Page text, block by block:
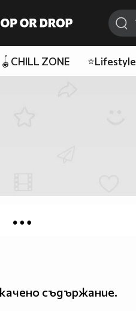
🪀CHILL ZONE ⭐Lifestyle
съдържание.